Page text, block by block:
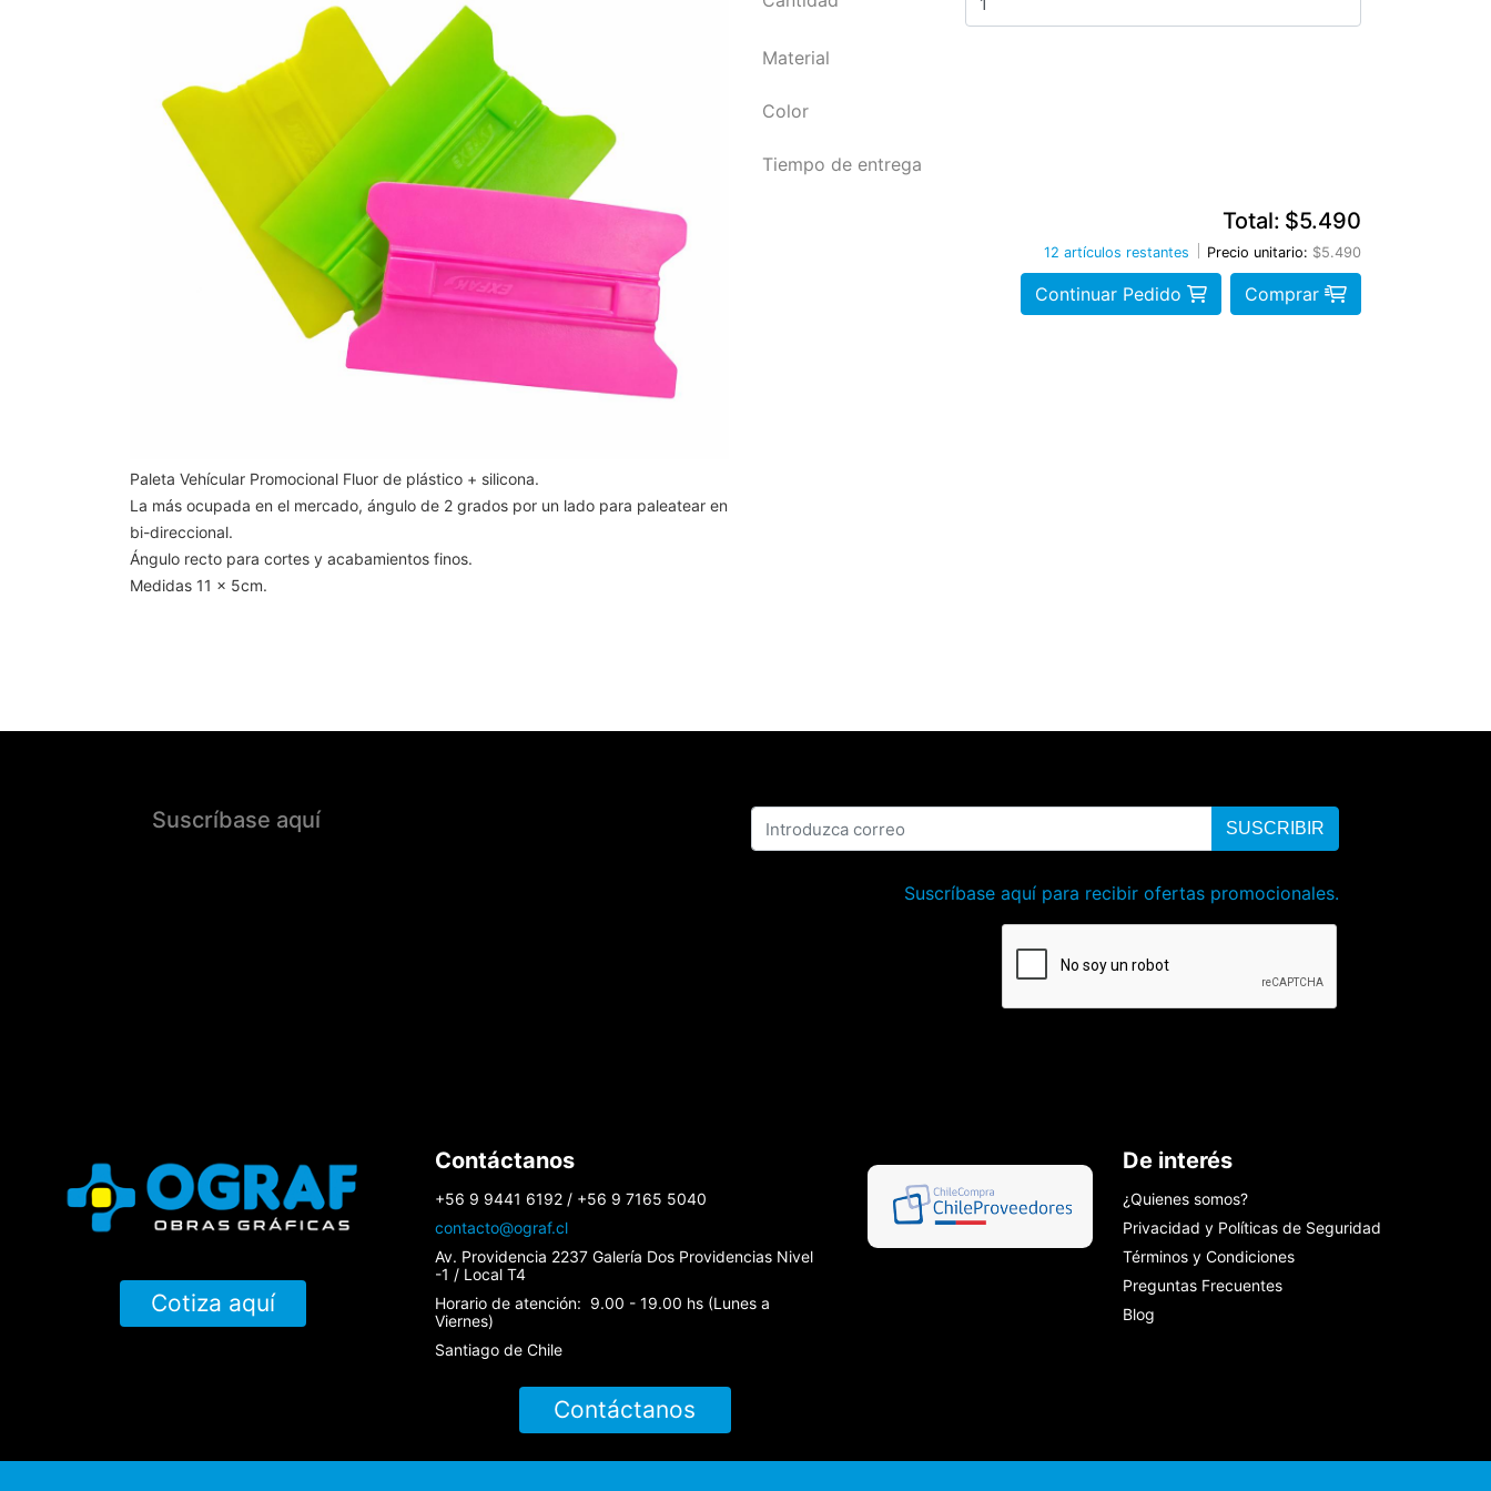
Paleta Vehícular Promocional Fluor de plástico + silicona.
La más ocupada en el mercado, ángulo de 2 grados por un lado para paleatear en
bi-direccional.
Ángulo recto para cortes y acabamientos finos.
Medidas 11 x 5cm.
Material
Color
Tiempo de entrega
Total: $5.490
12 artículos restantes Precio unitario: $5.490
Continuar Pedido Comprar
Suscríbase aquí SUSCRIBIR
Suscríbase aquí para recibir ofertas promocionales.
Cotiza aquí
Contáctanos
+56 9 9441 6192 / +56 9 7165 5040
contacto@ograf.cl
Av. Providencia 2237 Galería Dos Providencias Nivel
-1 / Local T4
Horario de atención: 9.00 - 19.00 hs (Lunes a
Viernes)
Santiago de Chile
Contáctanos
De interés
¿Quienes somos?
Privacidad y Políticas de Seguridad
Términos y Condiciones
Preguntas Frecuentes
Blog